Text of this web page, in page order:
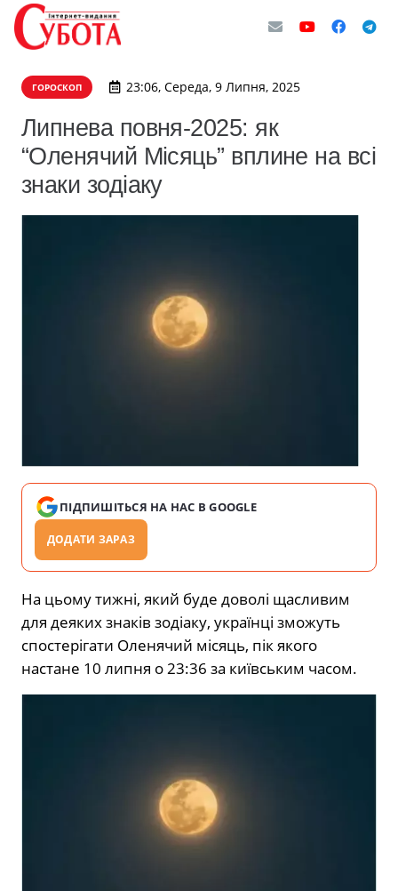
ГОРОСКОП 23:06, Середа, 9 Липня, 2025
Липнева повня-2025: як
“Оленячий Місяць” вплине на всі
знаки зодіаку
ПІДПИШІТЬСЯ НА НАС В GOOGLE
ДОДАТИ ЗАРАЗ
На цьомутижні, який буде доволі щасливим
для деяких знаків зодіаку, українці зможуть
спостерігати Оленячий місяць, пік якого
настане 10 липня о 23:36 за київським часом.